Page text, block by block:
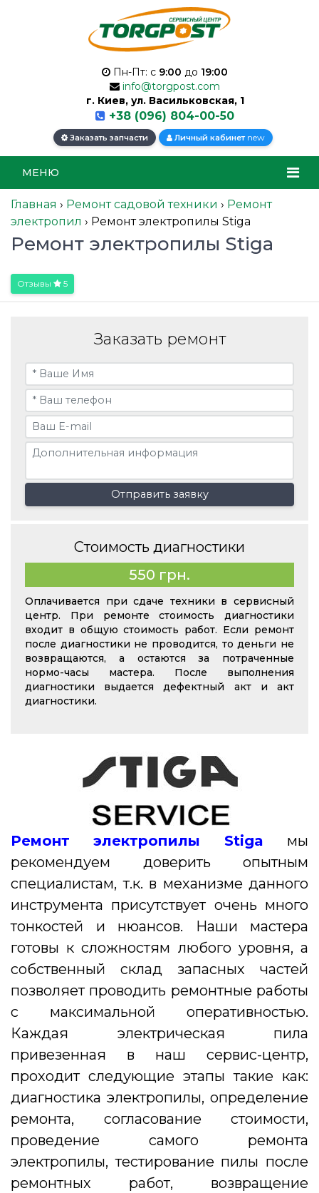
Пн-Пт: с 9:00 до 19:00
info@torgpost.com
г. Киев, ул. Васильковская, 1
+38 (096) 804-00-50
Заказать запчасти Личный кабинет new
МЕНЮ
Главная › Ремонт садовой техники › Ремонт
электропил › Ремонт электропилы Stiga
Ремонт электропилы Stiga
Отзывы 5
Ремонт электропилы Stiga
мы
рекомендуем доверить опытным
специалистам, т.к. в механизме данного
инструмента присутствует очень много
тонкостей и нюансов. Наши мастера
готовы к сложностям любого уровня, а
собственный склад запасных частей
позволяет проводить ремонтные работы
с максимальной оперативностью.
Каждая электрическая пила
привезенная в наш сервис-центр,
проходит следующие этапы такие как:
диагностика электропилы, определение
ремонта, согласование стоимости,
проведение самого ремонта
электропилы, тестирование пилы после
ремонтных работ, возвращение
Заказать ремонт
Отправить заявку
Стоимость диагностики
550 грн.
Оплачивается при сдаче техники в сервисный
центр. При ремонте стоимость диагностики
входит в общую стоимость работ. Если ремонт
после диагностики не проводится, то деньги не
возвращаются, а остаются за потраченные
нормо-часы мастера. После выполнения
диагностики выдается дефектный акт и акт
диагностики.